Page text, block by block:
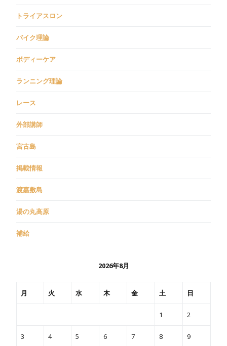
トライアスロン
バイク理論
ボディーケア
ランニング理論
レース
外部講師
宮古島
掲載情報
渡嘉敷島
湯の丸高原
補給
2026年8月
月 火 水 木 金 土 日
1 2
3 4 5 6 7 8 9